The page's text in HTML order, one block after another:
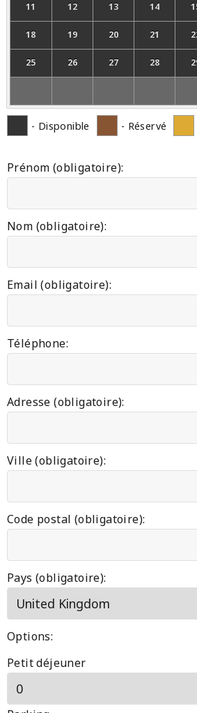
11 12 13 14
18 19 20 21
25 26 27 28
- Disponible - Réservé
Prénom (obligatoire):
Nom (obligatoire):
Email (obligatoire):
Téléphone:
Adresse (obligatoire):
Ville (obligatoire):
Code postal (obligatoire):
Pays (obligatoire):
Options:
Petit déjeuner